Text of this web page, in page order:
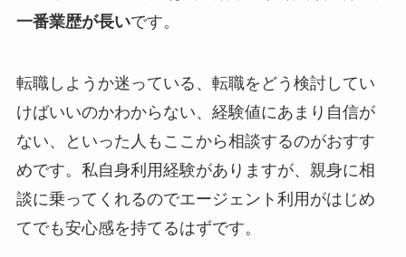
一番業歴が長いです。
転職しようか迷っている、転職をどう検討してい
けばいいのかわからない、経験値にあまり自信が
ない、といった人もここから相談するのがおすす
めです。私自身利用経験がありますが、親身に相
談に乗ってくれるのでエージェント利用がはじめ
てでも安心感を持てるはずです。